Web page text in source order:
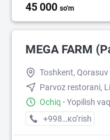
45 000 so'm
MEGA FARM
Toshkent, Qorasuv
Parvoz restorani,
Ochiq · Yopilish
+998 (71) XXX-XX-
кo’rish